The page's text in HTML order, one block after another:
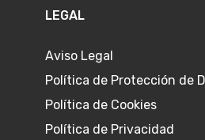
LEGAL
Aviso Legal
Política de Protección de
Política de Cookies
Política de Privacidad